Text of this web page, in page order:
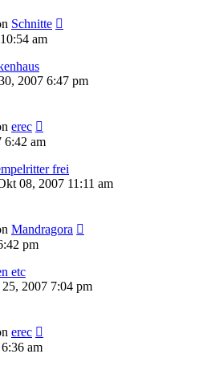
Schnitte
am
2007 6:47 pm
erec
6:42 am
frei
08, 2007 11:11 am
Mandragora
pm
etc
2007 7:04 pm
erec
am